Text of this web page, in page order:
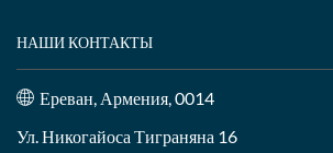
НАШИ КОНТАКТЫ
Ереван, Армения, 0014
Ул. Никогайоса Тиграняна 16